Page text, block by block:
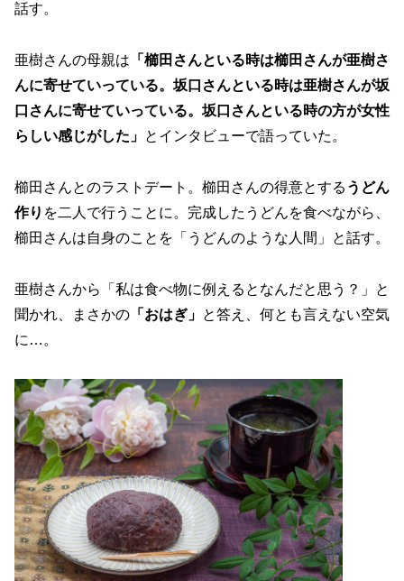
話す。
亜樹さんの母親は 「櫛田さんといる時は櫛田さんが亜樹さ
んに寄せていっている。坂口さんといる時は亜樹さんが坂
口さんに寄せていっている。坂口さんといる時の方が女性
らしい感じがした」 とインタビューで語っていた。
櫛田さんとのラストデート。櫛田さんの得意とする うどん
作り を二人で行うことに。完成したうどんを食べながら、
櫛田さんは自身のことを「うどんのような人間」と話す。
亜樹さんから「私は食べ物に例えるとなんだと思う？」と
聞かれ、まさかの 「おはぎ」 と答え、何とも言えない空気
に…。